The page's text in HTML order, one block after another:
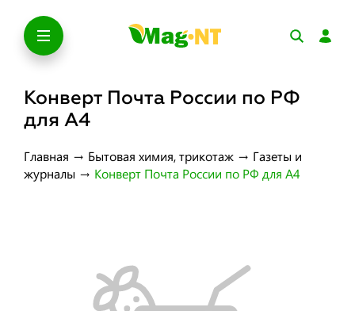
Конверт Почта России по РФ
для А4
Главная → Бытовая химия, трикотаж → Газеты и
журналы → Конверт Почта России по РФ для А4